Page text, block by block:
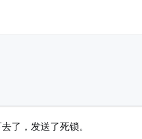
了，发送了死锁。